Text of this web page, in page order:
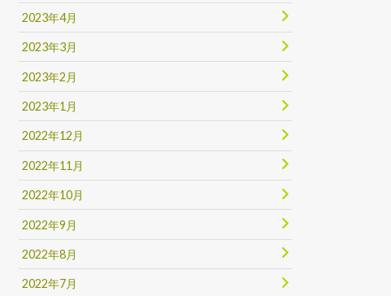
2023年4月
2023年3月
2023年2月
2023年1月
2022年12月
2022年11月
2022年10月
2022年9月
2022年8月
2022年7月